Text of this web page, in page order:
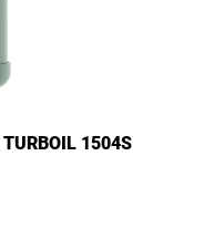
1504S